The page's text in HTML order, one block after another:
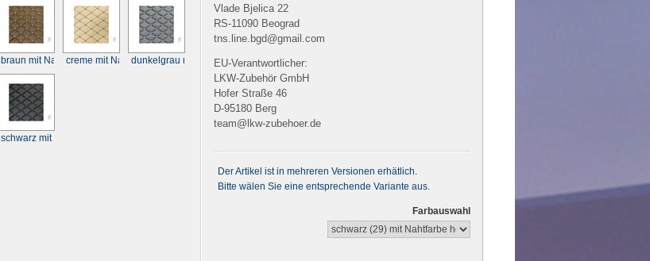
braun mit Nahtfarbe cremecreme mit Nahtfarbe braundunkelgrau mit Nahtfarbe hellgrau
schwarz mit Nahtfarbe rot
Vlade Bjelica 22
RS-11090 Beograd
tns.line.bgd@gmail.com
EU-Verantwortlicher:
LKW-Zubehör GmbH
Hofer Straße 46
D-95180 Berg
team@lkw-zubehoer.de
Der Artikel ist in mehreren Versionen erhätlich.
Bitte wälen Sie eine entsprechende Variante aus.
Farbauswahl